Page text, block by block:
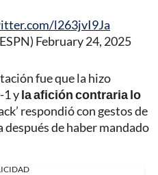
l263jvI9Ja
February 24, 2025
fue que la hizo
1 yla afición contraria lo
respondió con gestos de
de haber mandado